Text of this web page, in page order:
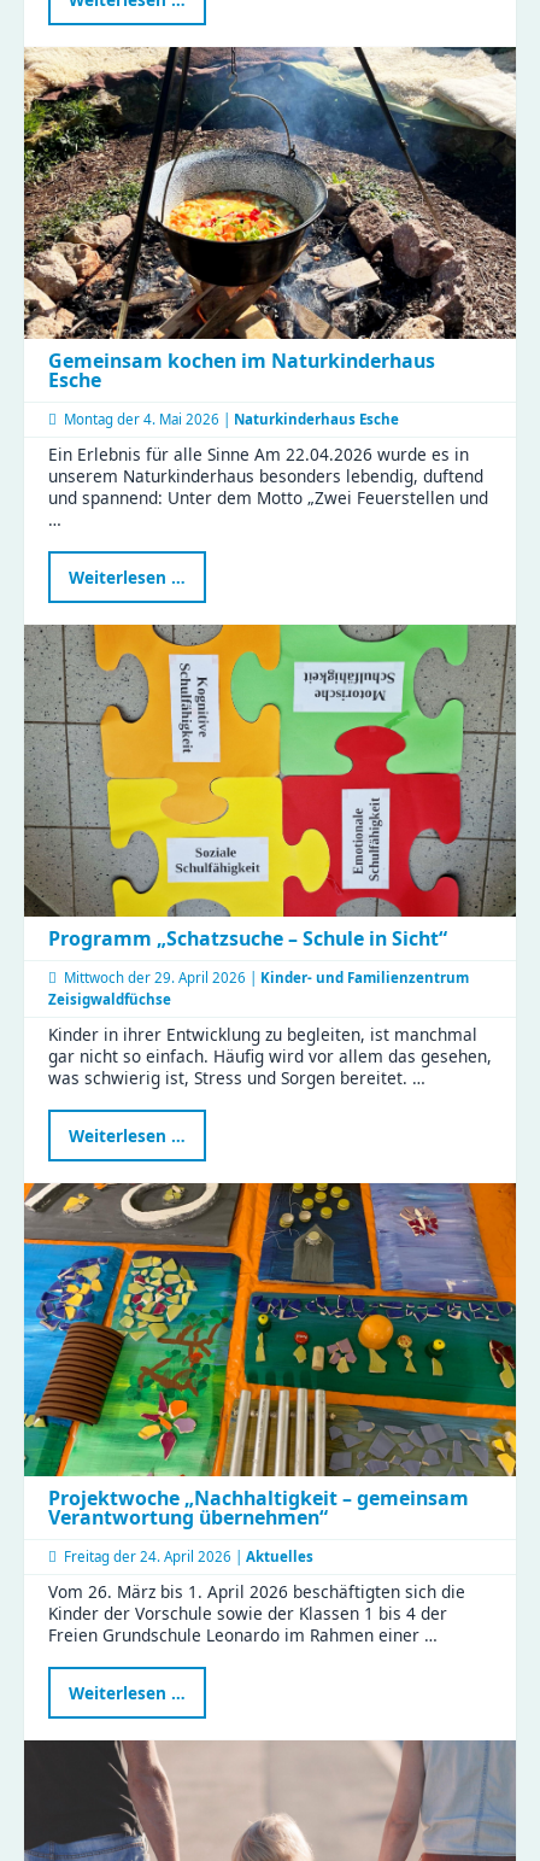
im
Rampenlicht
–
ein
verbindender
Nachmittag
voller
Magie
Gemeinsam kochen im Naturkinderhaus
Esche
Montag der 4. Mai 2026 | Naturkinderhaus Esche
Ein Erlebnis für alle Sinne Am 22.04.2026 wurde es in
unserem Naturkinderhaus besonders lebendig, duftend
und spannend: Unter dem Motto „Zwei Feuerstellen und
…
Weiterlesen …
kochen
im
Naturkinderhaus
Esche
Programm „Schatzsuche – Schule in Sicht“
Mittwoch der 29. April 2026 | Kinder- und Familienzentrum
Zeisigwaldfüchse
Kinder in ihrer Entwicklung zu begleiten, ist manchmal
gar nicht so einfach. Häufig wird vor allem das gesehen,
was schwierig ist, Stress und Sorgen bereitet. …
Weiterlesen …
„Schatzsuche
–
Schule
in
Sicht“
Projektwoche „Nachhaltigkeit – gemeinsam
Verantwortung übernehmen“
Freitag der 24. April 2026 | Aktuelles
Vom 26. März bis 1. April 2026 beschäftigten sich die
Kinder der Vorschule sowie der Klassen 1 bis 4 der
Freien Grundschule Leonardo im Rahmen einer …
Weiterlesen …
„Nachhaltigkeit